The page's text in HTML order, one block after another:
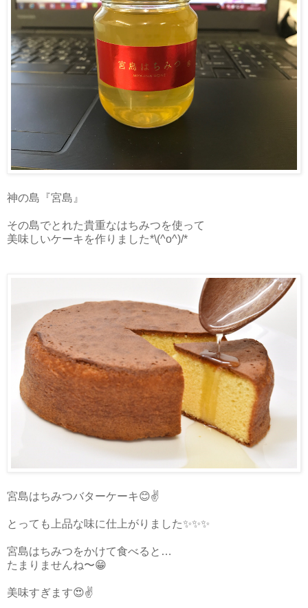
神の島『宮島』
その島でとれた貴重なはちみつを使って
美味しいケーキを作りました*\(^o^)/*
宮島はちみつバターケーキ😊✌️️
とっても上品な味に仕上がりました✨✨✨
宮島はちみつをかけて食べると…
たまりませんね〜😁
美味すぎます😍✌️️